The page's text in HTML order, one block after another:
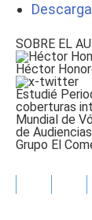
SOBRE EL
Héctor
Estudié
coberturas
Mundial de
de
Grupo El